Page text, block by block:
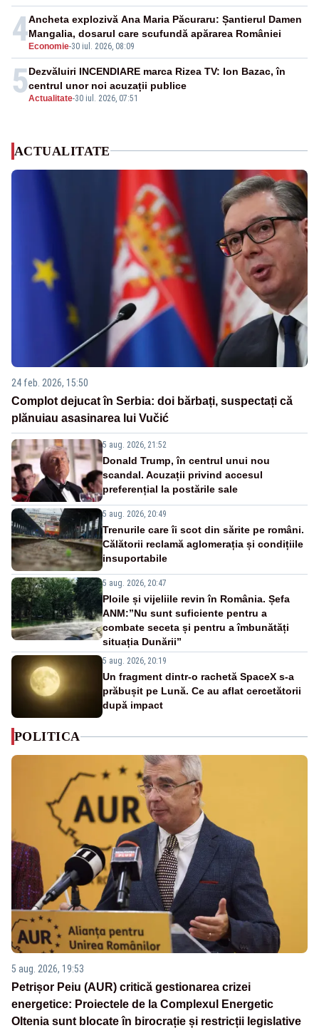
4Economie-30 iul. 2026, 08:09
Ancheta explozivă Ana Maria Păcuraru: Șantierul Damen
Mangalia, dosarul care scufundă apărarea României
5Actualitate-30 iul. 2026, 07:51
Dezvăluiri INCENDIARE marca Rizea TV: Ion Bazac, în
centrul unor noi acuzații publice
ACTUALITATE
24 feb. 2026, 15:50
Complot dejucat în Serbia: doi bărbați, suspectați că
plănuiau asasinarea lui Vučić
5 aug. 2026, 21:52
Donald Trump, în centrul unui nou
scandal. Acuzații privind accesul
preferențial la postările sale
5 aug. 2026, 20:49
Trenurile care îi scot din sărite pe români.
Călătorii reclamă aglomerația și condițiile
insuportabile
5 aug. 2026, 20:47
Ploile și vijeliile revin în România. Șefa
ANM:”Nu sunt suficiente pentru a
combate seceta și pentru a îmbunătăți
situația Dunării”
5 aug. 2026, 20:19
Un fragment dintr-o rachetă SpaceX s-a
prăbușit pe Lună. Ce au aflat cercetătorii
după impact
POLITICA
5 aug. 2026, 19:53
Petrișor Peiu (AUR) critică gestionarea crizei
energetice: Proiectele de la Complexul Energetic
Oltenia sunt blocate în birocrație și restricții legislative